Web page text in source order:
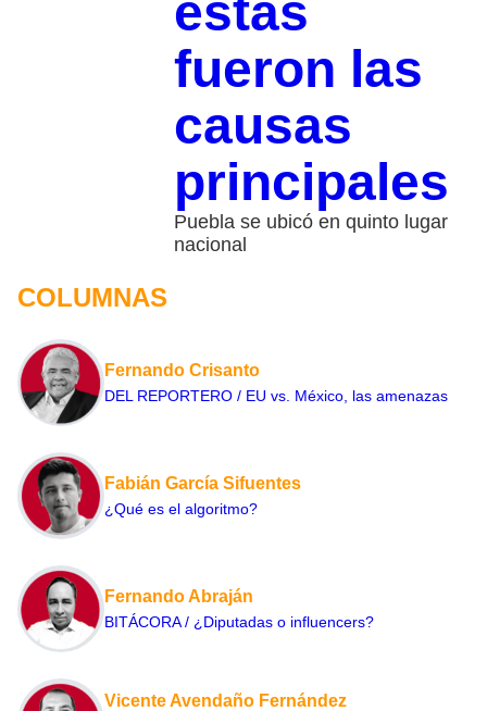
estas
fueron las
causas
principales
Puebla se ubicó en quinto lugar
nacional
COLUMNAS
Fernando Crisanto
DEL REPORTERO / EU vs. México, las amenazas
Fabián García Sifuentes
¿Qué es el algoritmo?
Fernando Abraján
BITÁCORA / ¿Diputadas o influencers?
Vicente Avendaño Fernández